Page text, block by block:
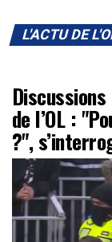
L'ACTU DE
de l’OL :
?",